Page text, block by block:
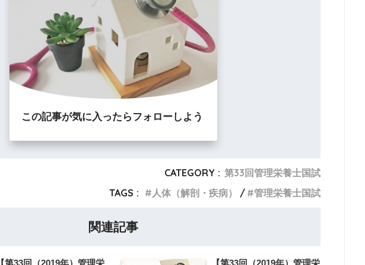
この記事が気に入ったらフォローしよう
CATEGORY : 第33回管理栄養士国試
TAGS :
人体（解剖・疾病） 管理栄養士国試
関連記事
【第33回（2019年）管理栄 【第33回（2019年）管理栄